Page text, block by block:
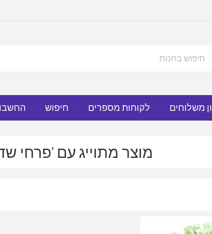
משלוחים לקוחות מספרים חיפוש
מוצר מתוייג עם 'פרחי